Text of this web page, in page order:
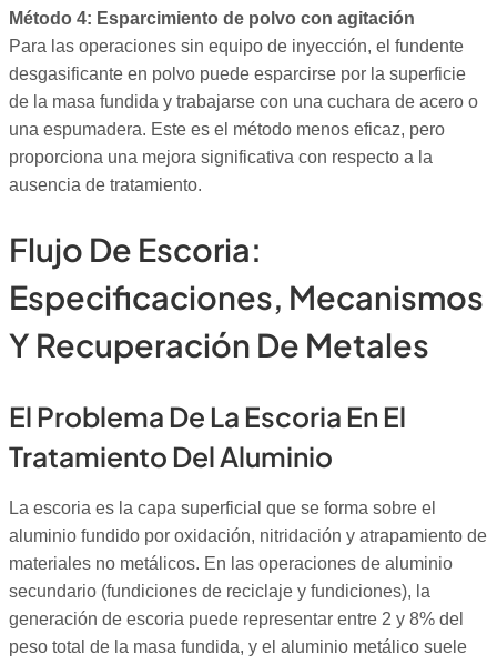
Método 4: Esparcimiento de polvo con agitación
Para las operaciones sin equipo de inyección, el fundente
desgasificante en polvo puede esparcirse por la superficie
de la masa fundida y trabajarse con una cuchara de acero o
una espumadera. Este es el método menos eficaz, pero
proporciona una mejora significativa con respecto a la
ausencia de tratamiento.
Flujo De Escoria:
Especificaciones, Mecanismos
Y Recuperación De Metales
El Problema De La Escoria En El
Tratamiento Del Aluminio
La escoria es la capa superficial que se forma sobre el
aluminio fundido por oxidación, nitridación y atrapamiento de
materiales no metálicos. En las operaciones de aluminio
secundario (fundiciones de reciclaje y fundiciones), la
generación de escoria puede representar entre 2 y 8% del
peso total de la masa fundida, y el aluminio metálico suele